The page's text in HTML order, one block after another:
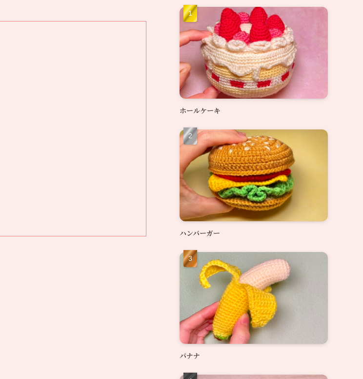
ホールケーキ
ハンバーガー
バナナ